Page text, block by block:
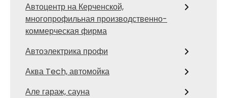
Автоцентр на Керченской,
многопрофильная производственно-
коммерческая фирма
Автоэлектрика профи
Аква Tech, автомойка
Але гараж, сауна